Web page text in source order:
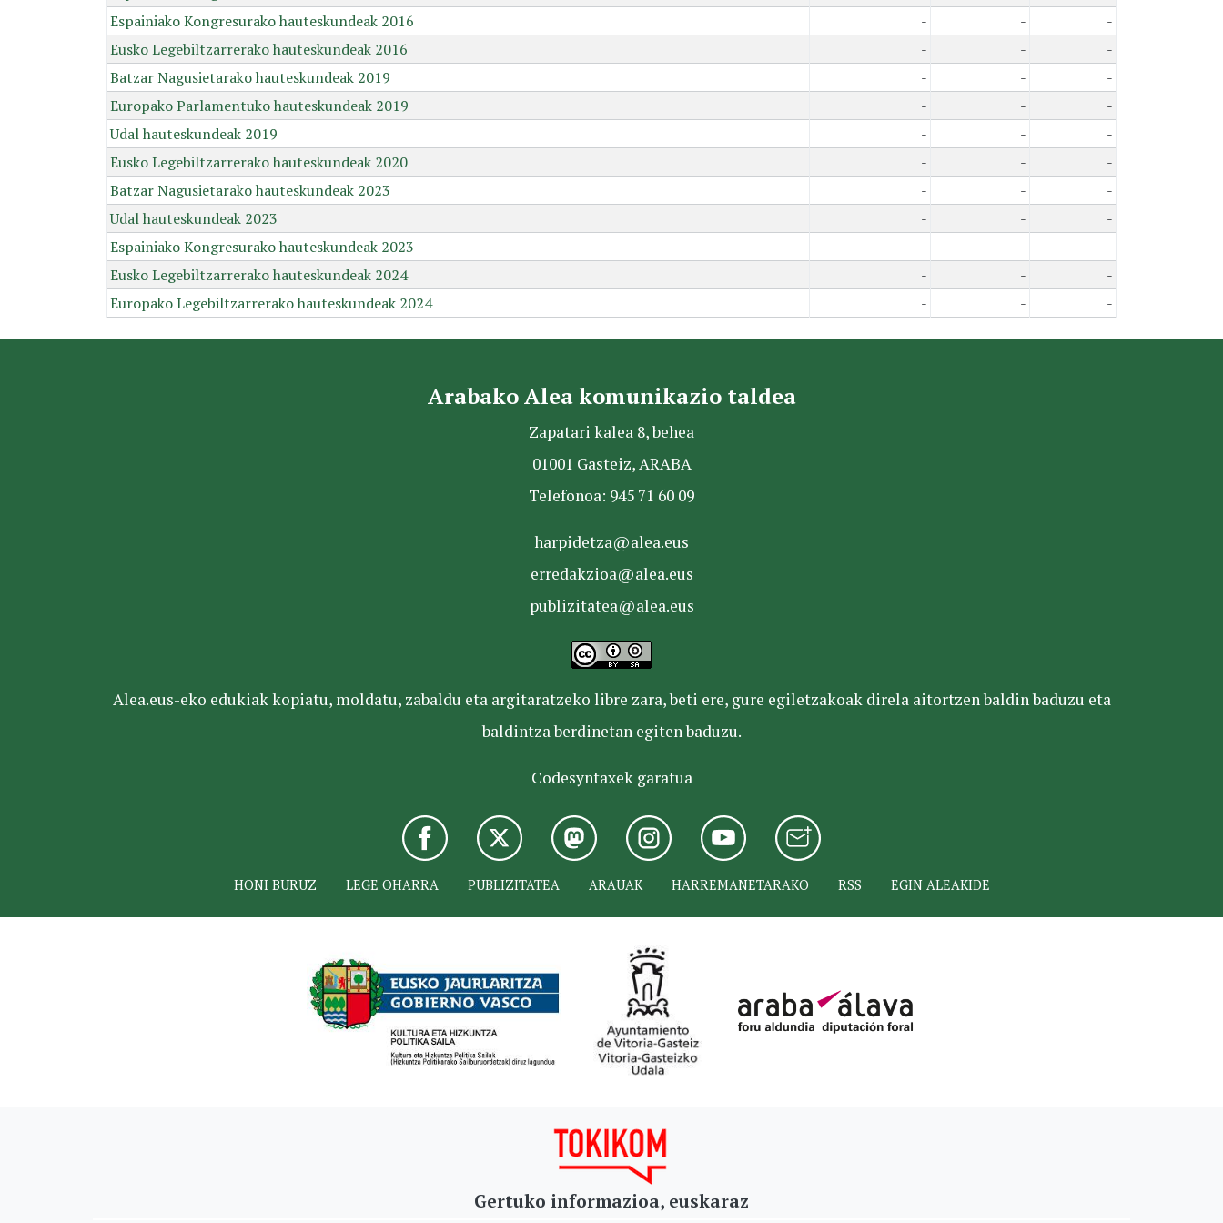
Espainiako Kongresurako hauteskundeak 2016
- -
-
Eusko Legebiltzarrerako hauteskundeak 2016
- -
-
Batzar Nagusietarako hauteskundeak 2019
- -
-
Europako Parlamentuko hauteskundeak 2019
- -
-
Udal hauteskundeak 2019
- -
-
Eusko Legebiltzarrerako hauteskundeak 2020
- -
-
Batzar Nagusietarako hauteskundeak 2023
- -
-
Udal hauteskundeak 2023
- -
-
Espainiako Kongresurako hauteskundeak 2023
- -
-
Eusko Legebiltzarrerako hauteskundeak 2024
- -
-
Europako Legebiltzarrerako hauteskundeak 2024
- - -
Arabako Alea komunikazio taldea
Zapatari kalea 8, behea
01001 Gasteiz, ARABA
Telefonoa: 945 71 60 09
harpidetza@alea.eus
erredakzioa@alea.eus
publizitatea@alea.eus
Alea.eus-eko edukiak kopiatu, moldatu, zabaldu eta argitaratzeko libre zara, beti ere, gure egiletzakoak direla aitortzen baldin baduzu eta
baldintza berdinetan egiten baduzu.
Codesyntaxek garatua
HONI BURUZ LEGE OHARRA PUBLIZITATEA ARAUAK HARREMANETARAKO RSS EGIN ALEAKIDE
Gertuko informazioa, euskaraz